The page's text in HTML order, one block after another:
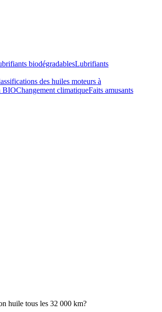
biodégradablesLubrifiants
des huiles moteurs à
BIOChangement climatiqueFaits amusants
huile tous les 32 000 km?